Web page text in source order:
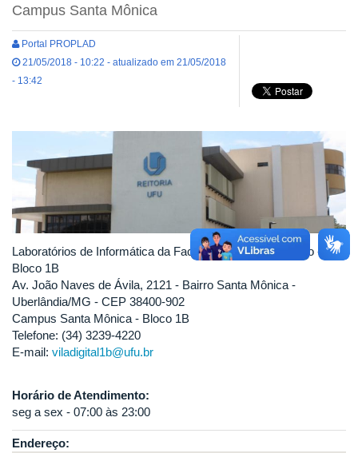
Campus Santa Mônica
Portal PROPLAD
21/05/2018 - 10:22 - atualizado em 21/05/2018
- 13:42
Laboratórios de Informática da Faculdade de Computação -
Bloco 1B
Av. João Naves de Ávila, 2121 - Bairro Santa Mônica -
Uberlândia/MG - CEP 38400-902
Campus Santa Mônica - Bloco 1B
Telefone: (34) 3239-4220
E-mail: viladigital1b@ufu.br
Horário de Atendimento:
seg a sex - 07:00 às 23:00
Endereço: